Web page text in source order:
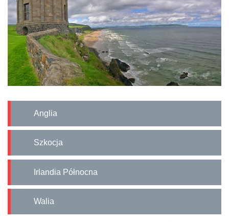
Anglia
Szkocja
Irlandia Północna
Walia